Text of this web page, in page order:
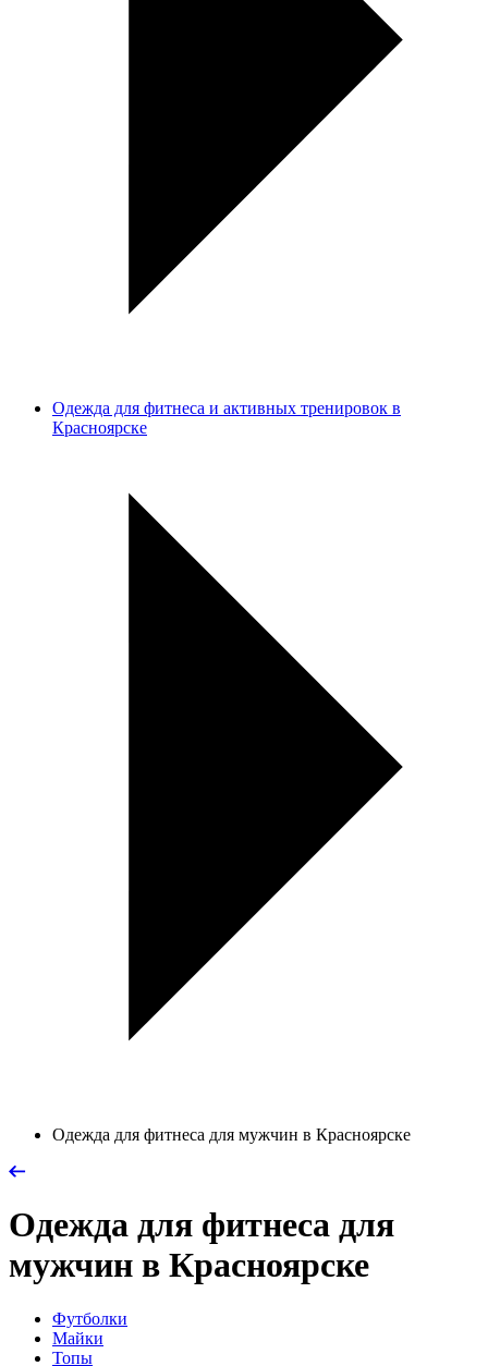
Одежда для фитнеса и активных тренировок в
Красноярске
Одежда для фитнеса для мужчин в Красноярске
Одежда для фитнеса для
мужчин в Красноярске
Футболки
Майки
Топы